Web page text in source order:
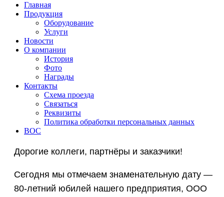
Главная
Продукция
Оборудование
Услуги
Новости
О компании
История
Фото
Награды
Контакты
Схема проезда
Связаться
Реквизиты
Политика обработки персональных данных
ВОС
Дорогие коллеги, партнёры и заказчики!
Сегодня мы отмечаем знаменательную дату —
80-летний юбилей нашего предприятия, ООО